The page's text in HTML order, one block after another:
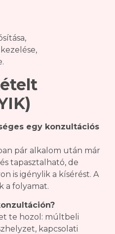
egy konzultációs
pár alkalom után már
tapasztalható, de
is igénylik a kísérést. A
a folyamat.
te hozol: múltbeli
kapcsolati